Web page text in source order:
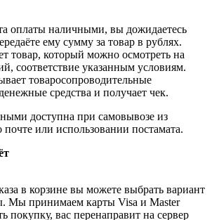
оплаты наличными, вы дожидаетесь
ему сумму за товар в рублях.
товар, который можно осмотреть на
соответствие указанным условиям.
товаросопроводительные
средства и получает чек.
доступна при самовывозе из
или использовании постамата.
в корзине вы можете выбрать вариант
Мы принимаем карты Visa и Master
покупку, вас перенаправит на сервер